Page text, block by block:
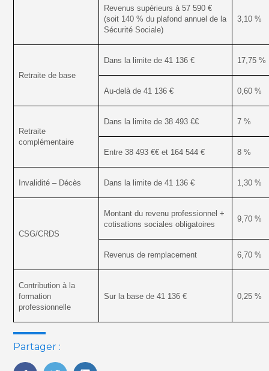
Revenus supérieurs à 57 590 €
(soit 140 % du plafond annuel de la
Sécurité Sociale)
3,10 %
Retraite de base
Dans la limite de 41 136 € 17,75 %
Au-delà de 41 136 € 0,60 %
Retraite
complémentaire
Dans la limite de 38 493 €€ 7 %
Entre 38 493 €€ et 164 544 € 8 %
Invalidité – Décès Dans la limite de 41 136 € 1,30 %
CSG/CRDS
Montant du revenu professionnel +
cotisations sociales obligatoires
9,70 %
Revenus de remplacement 6,70 %
Contribution à la
formation
professionnelle
Sur la base de 41 136 € 0,25 %
Partager :